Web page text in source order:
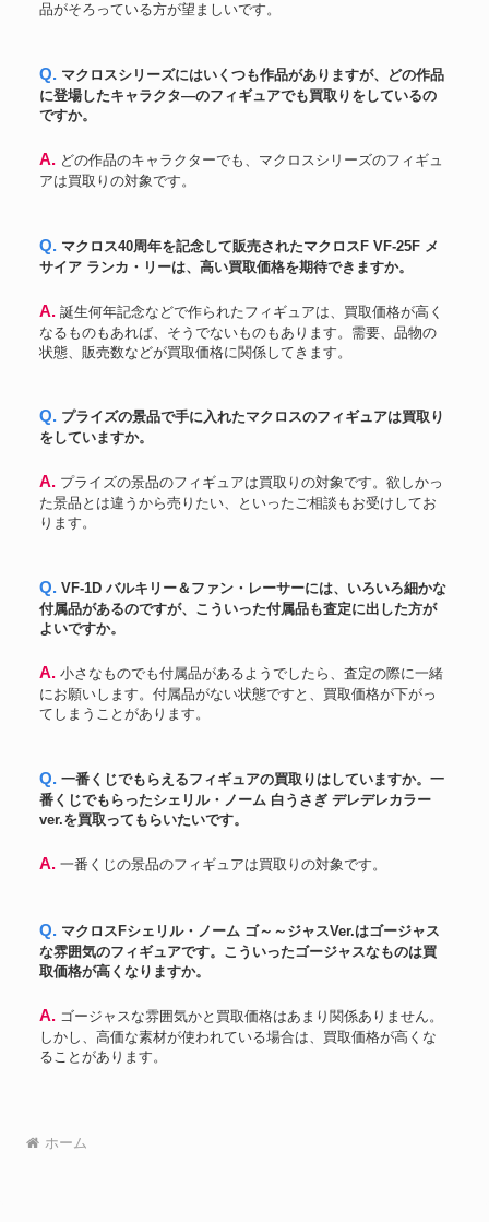
品がそろっている方が望ましいです。
Q. マクロスシリーズにはいくつも作品がありますが、どの作品
に登場したキャラクタ―のフィギュアでも買取りをしているの
ですか。
A. どの作品のキャラクターでも、マクロスシリーズのフィギュ
アは買取りの対象です。
Q. マクロス40周年を記念して販売されたマクロスF VF-25F メ
サイア ランカ・リーは、高い買取価格を期待できますか。
A. 誕生何年記念などで作られたフィギュアは、買取価格が高く
なるものもあれば、そうでないものもあります。需要、品物の
状態、販売数などが買取価格に関係してきます。
Q. プライズの景品で手に入れたマクロスのフィギュアは買取り
をしていますか。
A. プライズの景品のフィギュアは買取りの対象です。欲しかっ
た景品とは違うから売りたい、といったご相談もお受けしてお
ります。
Q. VF-1D バルキリー＆ファン・レーサーには、いろいろ細かな
付属品があるのですが、こういった付属品も査定に出した方が
よいですか。
A. 小さなものでも付属品があるようでしたら、査定の際に一緒
にお願いします。付属品がない状態ですと、買取価格が下がっ
てしまうことがあります。
Q. 一番くじでもらえるフィギュアの買取りはしていますか。一
番くじでもらったシェリル・ノーム 白うさぎ デレデレカラー
ver.を買取ってもらいたいです。
A. 一番くじの景品のフィギュアは買取りの対象です。
Q. マクロスFシェリル・ノーム ゴ～～ジャスVer.はゴージャス
な雰囲気のフィギュアです。こういったゴージャスなものは買
取価格が高くなりますか。
A. ゴージャスな雰囲気かと買取価格はあまり関係ありません。
しかし、高価な素材が使われている場合は、買取価格が高くな
ることがあります。
ホーム